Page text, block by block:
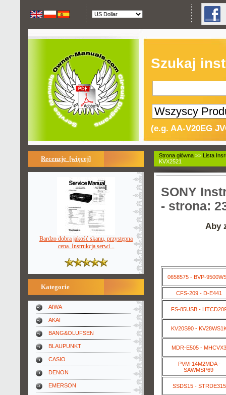
Szukaj
(e.g. AA-V20EG
Recenzje [więcej]
Bardzo dobra jakość skanu, przystępna
cena. Instrukcja serwi ..
Kategorie
AIWA
AKAI
BANG&OLUFSEN
BLAUPUNKT
CASIO
DENON
EMERSON
Strona główna >> Lista
KVX2521
SONY
- strona:
Aby
0658575 - BVP-
CFS-209 - D-E441
FS-85USB -
KV20S90 -
MDR-E505 - MHCVX3
PVM-14M2MDA -
SAWMSP69
SSDS15 - STRDE315